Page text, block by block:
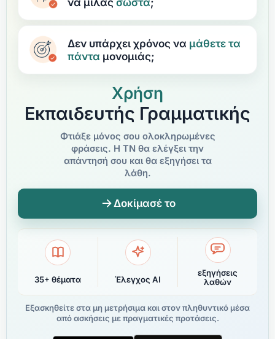
Δεν υπάρχει χρόνος να μάθετετα
πάντα μονομιάς;
Χρήση
Εκπαιδευτής Γραμματικής
Φτιάξε μόνος σου ολοκληρωμένες
φράσεις. Η ΤΝ θα ελέγξει την
απάντησή σου και θα εξηγήσει τα
λάθη.
Δοκίμασέ το
35+ θέματα Έλεγχος AI
εξηγήσεις
λαθών
Εξασκηθείτε στα μη μετρήσιμα και στον πληθυντικό μέσα
από ασκήσεις με πραγματικές προτάσεις.